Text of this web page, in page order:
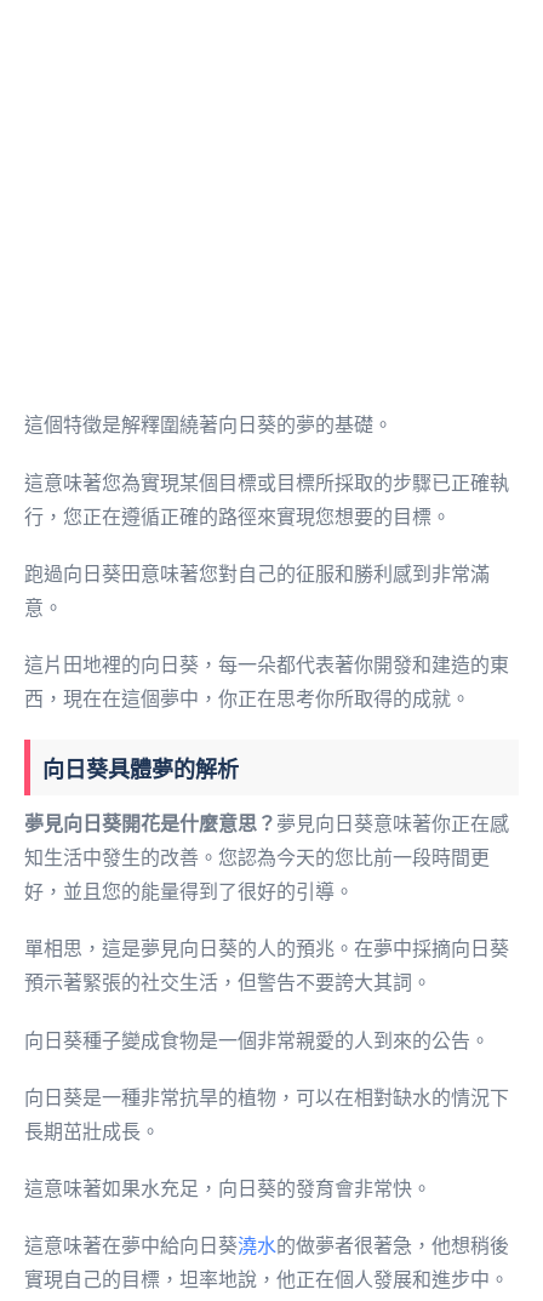
這個特徵是解釋圍繞著向日葵的夢的基礎。
這意味著您為實現某個目標或目標所採取的步驟已正確執
行，您正在遵循正確的路徑來實現您想要的目標。
跑過向日葵田意味著您對自己的征服和勝利感到非常滿
意。
這片田地裡的向日葵，每一朵都代表著你開發和建造的東
西，現在在這個夢中，你正在思考你所取得的成就。
向日葵具體夢的解析
夢見向日葵開花是什麼意思？ 夢見向日葵意味著你正在感
知生活中發生的改善。您認為今天的您比前一段時間更
好，並且您的能量得到了很好的引導。
單相思，這是夢見向日葵的人的預兆。在夢中採摘向日葵
預示著緊張的社交生活，但警告不要誇大其詞。
向日葵種子變成食物是一個非常親愛的人到來的公告。
向日葵是一種非常抗旱的植物，可以在相對缺水的情況下
長期茁壯成長。
這意味著如果水充足，向日葵的發育會非常快。
這意味著在夢中給向日葵澆水的做夢者很著急，他想稍後
實現自己的目標，坦率地說，他正在個人發展和進步中。